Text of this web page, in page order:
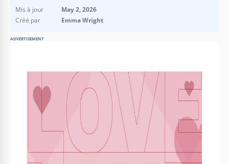
Mis à jour
May 2, 2026
Créé par
Emma Wright
ADVERTISEMENT